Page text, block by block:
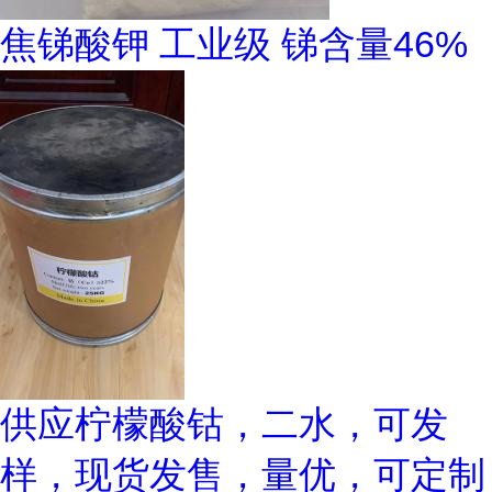
焦锑酸钾 工业级 锑含量46%
供应柠檬酸钴，二水，可发
样，现货发售，量优，可定制